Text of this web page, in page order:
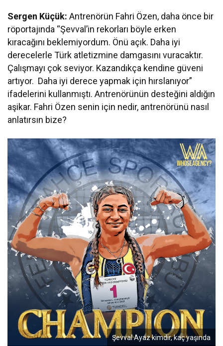
Sergen Küçük:Antrenörün Fahri Özen, daha önce bir
röportajında “Şevval’in rekorları böyle erken
kıracağını beklemiyordum. Önü açık. Daha iyi
derecelerle Türk atletizmine damgasını vuracaktır.
Çalışmayı çok seviyor. Kazandıkça kendine güveni
artıyor. Daha iyi derece yapmak için hırslanıyor”
ifadelerini kullanmıştı. Antrenörünün desteğini aldığın
aşikar. Fahri Özen senin için nedir, antrenörünü nasıl
anlatırsın bize?
Şevval Ayaz kimdir, kaç yaşında